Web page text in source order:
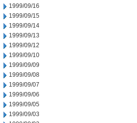
1999/09/16
1999/09/15
1999/09/14
1999/09/13
1999/09/12
1999/09/10
1999/09/09
1999/09/08
1999/09/07
1999/09/06
1999/09/05
1999/09/03